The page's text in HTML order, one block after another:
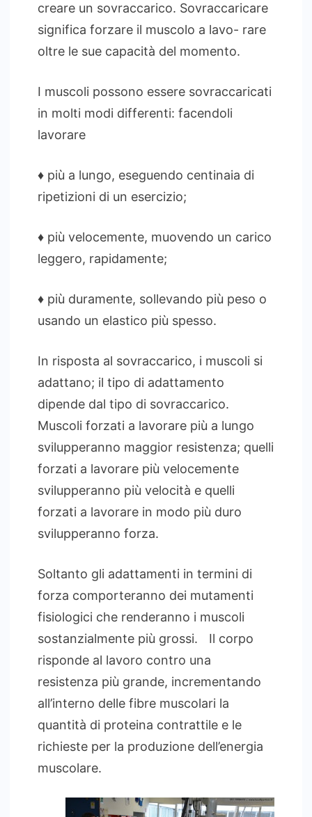
creare un sovraccarico. Sovraccaricare
significa forzare il muscolo a lavo- rare
oltre le sue capacità del momento.
I muscoli possono essere sovraccaricati
in molti modi differenti: facendoli
lavorare
♦ più a lungo, eseguendo centinaia di
ripetizioni di un esercizio;
♦ più velocemente, muovendo un carico
leggero, rapidamente;
♦ più duramente, sollevando più peso o
usando un elastico più spesso.
In risposta al sovraccarico, i muscoli si
adattano; il tipo di adattamento
dipende dal tipo di sovraccarico.
Muscoli forzati a lavorare più a lungo
svilupperanno maggior resistenza; quelli
forzati a lavorare più velocemente
svilupperanno più velocità e quelli
forzati a lavorare in modo più duro
svilupperanno forza.
Soltanto gli adattamenti in termini di
forza comporteranno dei mutamenti
fisiologici che renderanno i muscoli
sostanzialmente più grossi. Il corpo
risponde al lavoro contro una
resistenza più grande, incrementando
all’interno delle fibre muscolari la
quantità di proteina contrattile e le
richieste per la produzione dell’energia
muscolare.